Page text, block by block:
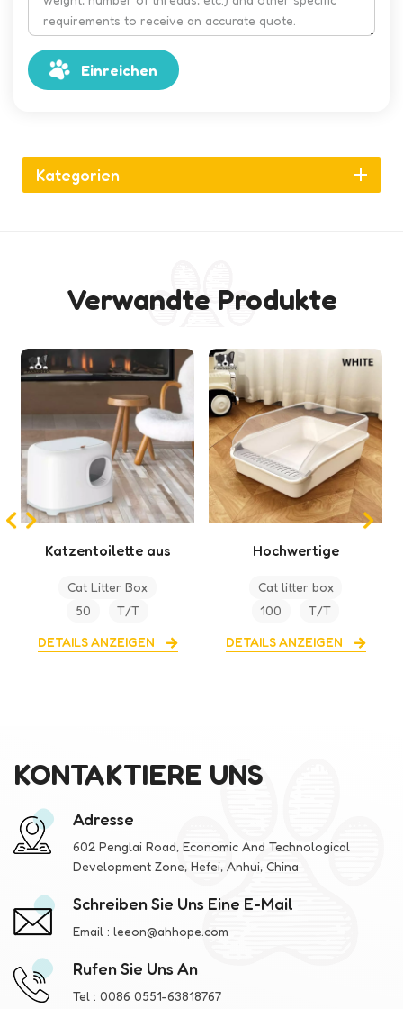
Einreichen
Kategorien
Verwandte Produkte
Hochwertige
Kunststoff
Cat litter box
100
T/T
DETAILS ANZEIGEN
OEM Günstige
Reinigung aus
Kunststoff
Cat litter box
100
T/T
DETAILS ANZEIGEN
KONTAKTIERE UNS
Adresse
602 Penglai Road, Economic And Technological
Development Zone, Hefei, Anhui, China
Schreiben Sie Uns Eine E-Mail
Email : leeon@ahhope.com
Rufen Sie Uns An
Tel : 0086 0551-63818767